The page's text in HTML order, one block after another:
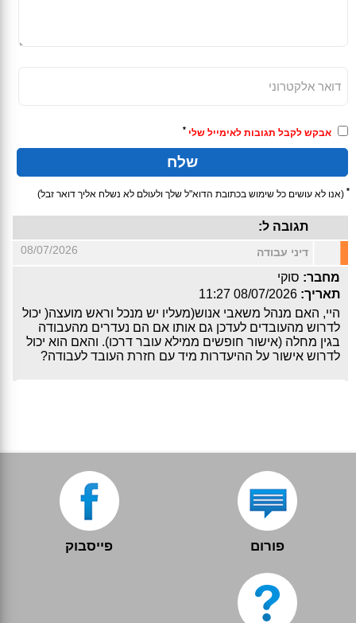
אבקש לקבל תגובות לאימייל שלי *
* (אנו לא עושים כל שימוש בכתובת הדוא"ל שלך ולעולם לא נשלח אליך דואר זבל)
תגובה ל:
דיני עבודה 08/07/2026
מחבר: סוקי
תאריך: 08/07/2026 11:27
היי, האם מנהל משאבי אנוש(מעליו יש מנכל וראש מועצה( יכול
לדרוש מהעובדים לעדכן גם אותו אם הם נעדרים מהעבודה
בגין מחלה (אישור חופשים ממילא עובר דרכו). והאם הוא יכול
לדרוש אישור על ההיעדרות מיד עם חזרת העובד לעבודה?
פורום פייסבוק